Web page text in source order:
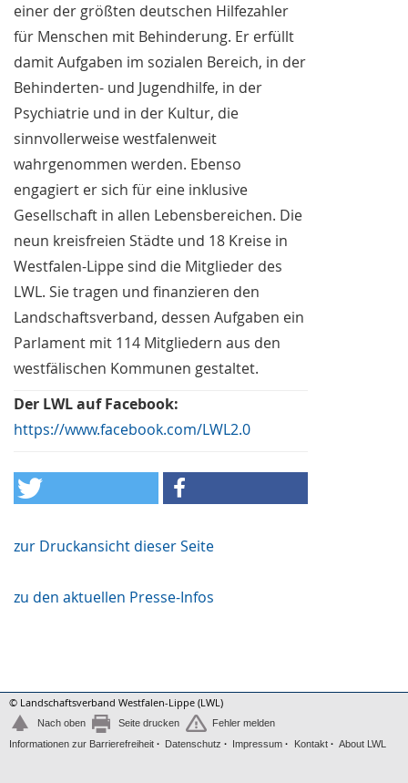
einer der größten deutschen Hilfezahler
für Menschen mit Behinderung. Er erfüllt
damit Aufgaben im sozialen Bereich, in der
Behinderten- und Jugendhilfe, in der
Psychiatrie und in der Kultur, die
sinnvollerweise westfalenweit
wahrgenommen werden. Ebenso
engagiert er sich für eine inklusive
Gesellschaft in allen Lebensbereichen. Die
neun kreisfreien Städte und 18 Kreise in
Westfalen-Lippe sind die Mitglieder des
LWL. Sie tragen und finanzieren den
Landschaftsverband, dessen Aufgaben ein
Parlament mit 114 Mitgliedern aus den
westfälischen Kommunen gestaltet.
Der LWL auf Facebook:
https://www.facebook.com/LWL2.0
zur Druckansicht dieser Seite
zu den aktuellen Presse-Infos
© Landschaftsverband Westfalen-Lippe (LWL)
Nach oben Seite drucken
Fehler melden
Informationen zur Barrierefreiheit
Datenschutz Impressum Kontakt About LWL